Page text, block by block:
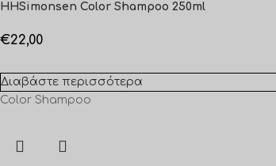
HHSimonsen Color Shampoo 250ml
€22,00
Διαβάστε περισσότερα
Color Shampoo